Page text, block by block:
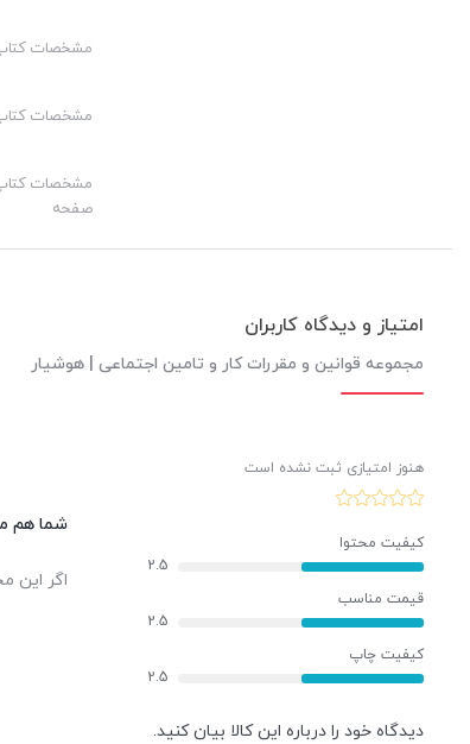
مشخصات
مشخصات
مشخصات
صفحه
امتیاز و دیدگاه کاربران
مجموعه قوانین و مقررات کار و تامین اجتماعی | هوشیار
هنوز امتیازی ثبت نشده است
کیفیت محتوا
2.5
قیمت مناسب
2.5
کیفیت چاپ
2.5
دیدگاه خود را درباره این کالا بیان کنید.
شما هم
اگر این